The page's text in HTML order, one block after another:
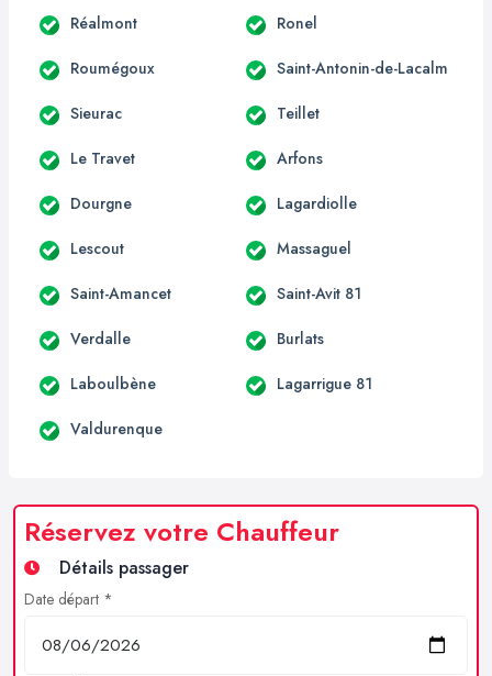
Réalmont Ronel
Roumégoux Saint-Antonin-de-Lacalm
Sieurac Teillet
Le Travet Arfons
Dourgne Lagardiolle
Lescout Massaguel
Saint-Amancet Saint-Avit 81
Verdalle Burlats
Laboulbène Lagarrigue 81
Valdurenque
Réservez votre Chauffeur
Détails passager
Date départ *